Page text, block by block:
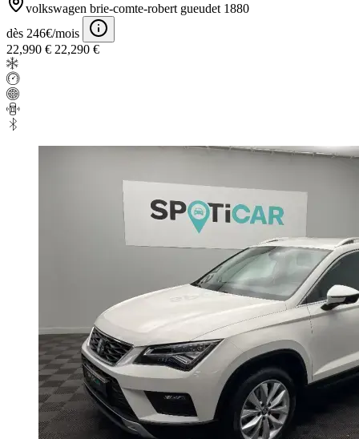
volkswagen brie-comte-robert gueudet 1880
dès 246€/mois
22,990 € 22,290 €